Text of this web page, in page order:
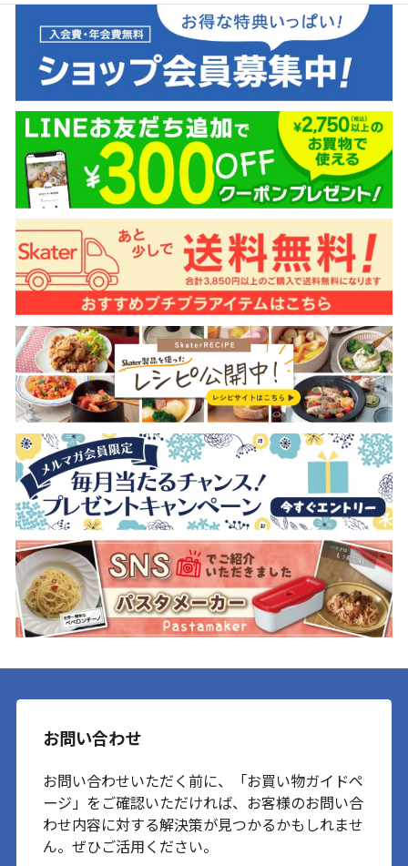
お問い合わせ
お問い合わせいただく前に、「お買い物ガイドペ
ージ」をご確認いただければ、お客様のお問い合
わせ内容に対する解決策が見つかるかもしれませ
ん。ぜひご活用ください。